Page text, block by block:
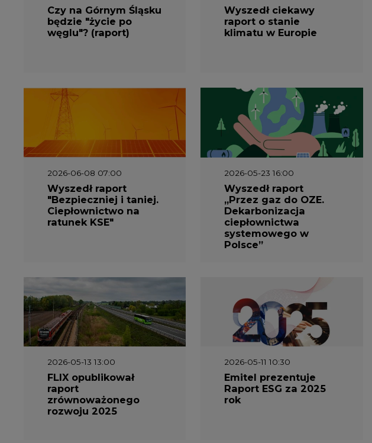
Czy na Górnym Śląsku
będzie "życie po
węglu"? (raport)
Wyszedł ciekawy
raport o stanie
klimatu w Europie
2026-06-08 07:00
Wyszedł raport
"Bezpieczniej i taniej.
Ciepłownictwo na
ratunek KSE"
2026-05-23 16:00
Wyszedł raport
„Przez gaz do OZE.
Dekarbonizacja
ciepłownictwa
systemowego w
Polsce”
2026-05-13 13:00
FLIX opublikował
raport
zrównoważonego
rozwoju 2025
2026-05-11 10:30
Emitel prezentuje
Raport ESG za 2025
rok